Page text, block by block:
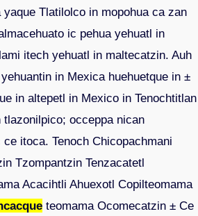
yaque Tlatilolco in mopohua ca zan
ic pehua yehuatl in
itech yehuatl in maltecatzin. Auh
in Mexica huehuetque in ±
in altepetl in Mexico in Tenochtitlan
occeppa nican
itoca. Tenoch Chicopachmani
Tzompantzin Tenzacatetl
Acacihtli Ahuexotl Copilteomama
teomama Ocomecatzin ± Ce